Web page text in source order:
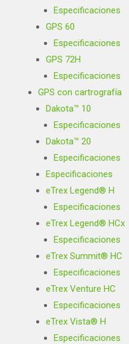
Especificaciones
GPS 60
Especificaciones
GPS 72H
Especificaciones
GPS con cartrografía
Dakota™ 10
Especificaciones
Dakota™ 20
Especificaciones
Especificaciones
eTrex Legend® H
Especificaciones
eTrex Legend® HCx
Especificaciones
eTrex Summit® HC
Especificaciones
eTrex Venture HC
Especificaciones
eTrex Vista® H
Especificaciones